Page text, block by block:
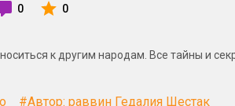
0 0
к другим народам. Все тайны и
#Автор: раввин Гедалия Шестак